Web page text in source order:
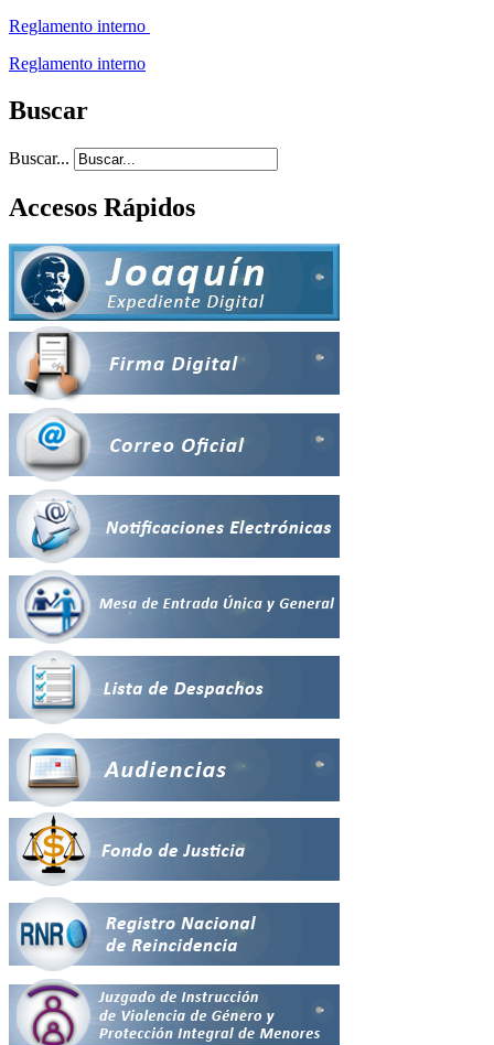
Reglamento interno
Reglamento interno
Buscar
Buscar...
Accesos Rápidos